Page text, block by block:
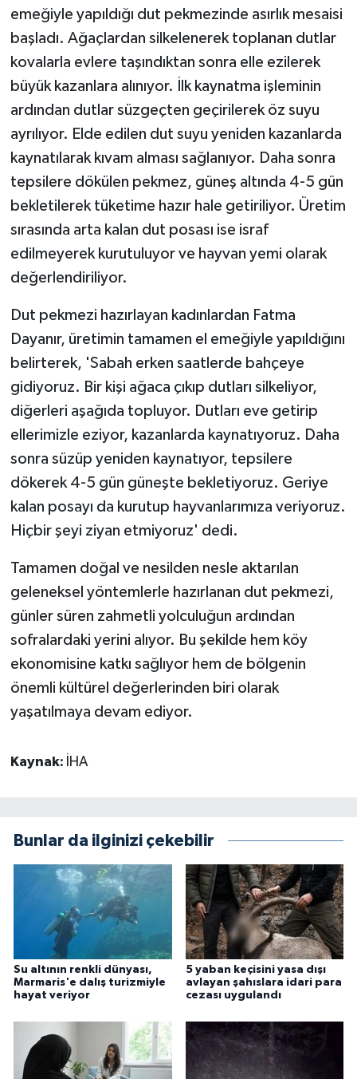
emeğiyle yapıldığı dut pekmezinde asırlık mesaisi
başladı. Ağaçlardan silkelenerek toplanan dutlar
kovalarla evlere taşındıktan sonra elle ezilerek
büyük kazanlara alınıyor. İlk kaynatma işleminin
ardından dutlar süzgeçten geçirilerek öz suyu
ayrılıyor. Elde edilen dut suyu yeniden kazanlarda
kaynatılarak kıvam alması sağlanıyor. Daha sonra
tepsilere dökülen pekmez, güneş altında 4-5 gün
bekletilerek tüketime hazır hale getiriliyor. Üretim
sırasında arta kalan dut posası ise israf
edilmeyerek kurutuluyor ve hayvan yemi olarak
değerlendiriliyor.
Dut pekmezi hazırlayan kadınlardan Fatma
Dayanır, üretimin tamamen el emeğiyle yapıldığını
belirterek, 'Sabah erken saatlerde bahçeye
gidiyoruz. Bir kişi ağaca çıkıp dutları silkeliyor,
diğerleri aşağıda topluyor. Dutları eve getirip
ellerimizle eziyor, kazanlarda kaynatıyoruz. Daha
sonra süzüp yeniden kaynatıyor, tepsilere
dökerek 4-5 gün güneşte bekletiyoruz. Geriye
kalan posayı da kurutup hayvanlarımıza veriyoruz.
Hiçbir şeyi ziyan etmiyoruz' dedi.
Tamamen doğal ve nesilden nesle aktarılan
geleneksel yöntemlerle hazırlanan dut pekmezi,
günler süren zahmetli yolculuğun ardından
sofralardaki yerini alıyor. Bu şekilde hem köy
ekonomisine katkı sağlıyor hem de bölgenin
önemli kültürel değerlerinden biri olarak
yaşatılmaya devam ediyor.
Kaynak: İHA
Bunlar da ilginizi çekebilir
Su altının renkli dünyası,
Marmaris'e dalış turizmiyle
hayat veriyor
5 yaban keçisini yasa dışı
avlayan şahıslara idari para
cezası uygulandı